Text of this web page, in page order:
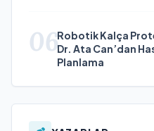
06Robotik Kalça
Dr. Ata Can’dan
Planlama